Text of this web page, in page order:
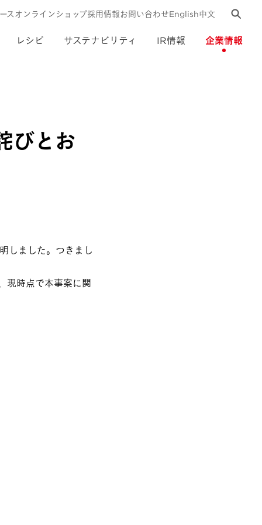
レシピ サステナビリティ IR情報 企業情報
スオンラインショップ採用情報お問い合わせEnglish中文
びとお
しました。つきまし
現時点で本事案に関